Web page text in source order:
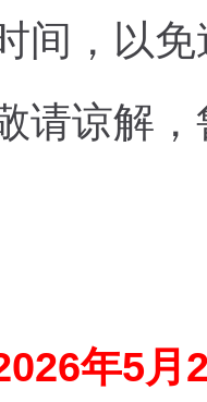
间，以
请谅解
年5月